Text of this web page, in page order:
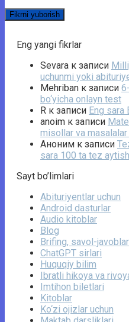
Eng yangi fikrlar
Sevara к записи
uchunmi yoki
Mehriban к записи
bo‘yicha onlayn test
R к записи Eng sara
anoim к записи
misollar va
Аноним к записи
sara 100 ta tez
Sayt bo’limlari
Abituriyentlar uchun
Android dasturlar
Audio kitoblar
Blog
Brifing, savol-javoblar
ChatGPT sirlari
Huquqiy bilim
Ibratli hikoya va
Imtihon biletlari
Kitoblar
Ko‘zi ojizlar uchun